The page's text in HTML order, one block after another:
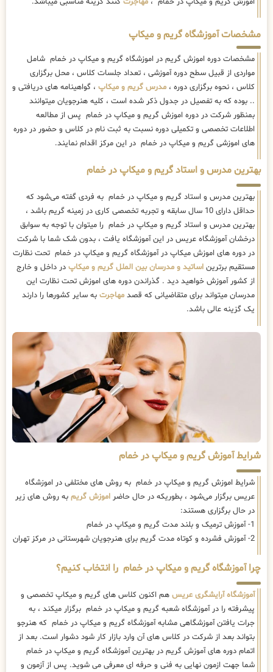
مشخصات آموزشگاه گریم و میکاپ
مشخصات دوره اموزش گریم در اموزشگاه گریم و میکاپ در خمام شامل
مواردی از قبیل سطح دوره آموزشی ، تعداد جلسات کلاس ، محل برگزاری
کلاس ، نحوه برگزاری دوره ، مدرس گریم و میکاپ ، گواهینامه های دریافتی و
.. بوده که به تفصیل در جدول ذکر شده است ، کلیه هنرجویان میتوانند
بمنظور شرکت در دوره اموزش گریم و میکاپ در خمام پس از مطالعه
اطلاعات تخصصی و تکمیلی دوره نسبت به ثبت نام در کلاس و حضور در دوره
های اموزشی گریم و میکاپ در خمام در این مرکز اقدام نمایند.
بهترین مدرس و استاد گریم و میکاپ در خمام
بهترین مدرس و استاد گریم و میکاپ در خمام به فردی گفته می‌شود که
حداقل دارای 10 سال سابقه و تجربه تخصصی کاری در زمینه گریم باشد ،
بهترین مدرس و استاد گریم و میکاپ در خمام را میتوان با توجه به سوابق
درخشان آموزشگاه عریس در این آموزشگاه یافت ، بدون شک شما با شرکت
در دوره های اموزش میکاپ در آموزشگاه گریم و میکاپ در خمام تحت نظارت
مستقیم برترین اساتید و مدرسان بین الملل گریم و میکاپ در داخل و خارج
از کشور آموزش خواهید دید . گذراندن دوره های اموزش تحت نظارت این
مدرسان میتواند برای متقاضیانی که قصد مهاجرت به سایر کشورها را دارند
یک گزینه عالی باشد.
شرایط آموزش گریم و میکاپ در خمام
شرایط اموزش گریم و میکاپ در خمام به روش های مختلفی در اموزشگاه
عریس برگزار می‌شود ، بطوریکه در حال حاضر اموزش گریم به روش های زیر
در حال برگزاری هستند:
1- آموزش ترمیک و بلند مدت گریم و میکاپ در خمام
2- آموزش فشرده و کوتاه مدت گریم برای هنرجویان شهرستانی در مرکز تهران
چرا آموزشگاه گریم و میکاپ در خمام را انتخاب کنیم؟
آموزشگاه آرایشگری عریس هم اکنون کلاس های گریم و میکاپ تخصصی و
پیشرفته را در آموزشگاه شعبه گریم و میکاپ در خمام برگزار میکند ، به
جرات یافتن آموزشگاهی مشابه آموزشگاه گریم و میکاپ در خمام که هنرجو
بتواند بعد از شرکت در کلاس های آن وارد بازار کار شود دشوار است. بعد از
اتمام دوره های آموزش گریم در بهترین آموزشگاه گریم و میکاپ در خمام
شما جهت ازمون نهایی به فنی و حرفه ای معرفی می شوید. پس از آزمون و